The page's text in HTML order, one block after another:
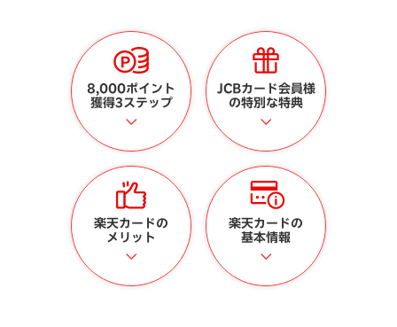
8,000ポイント
獲得3ステップ
JCBカード会員様
の特別な特典
楽天カードの
メリット
楽天カードの
基本情報